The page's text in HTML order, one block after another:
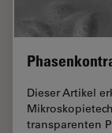
Dieser Artikel
transparenten